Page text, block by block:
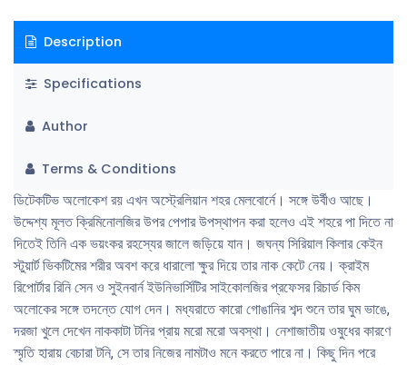
Description
Specifications
Author
Terms & Conditions
ডিটেকটিভ অলোকেশ রয় এখন অস্ট্রেলিয়ান শহর মেলবোর্নে। সঙ্গে উর্বীও আছে।
উদ্দেশ্য মূলত ক্রিমিনোলজির উপর পেপার উপস্থাপন করা হলেও এই শহরে পা দিতে না
দিতেই তিনি এক ভয়ংকর রহস্যের জালে জড়িয়ে যান। জঘন্য সিরিয়াল কিলার কেইন
স্টুয়ার্ট ভিকটিমের শরীর অবশ করে ধারালো ক্ষুর দিয়ে তার নাক কেটে নেয়। ক্রাইম
রিপোর্টার রিনি সেন ও সুইনবার্ন ইউনিভার্সিটির সাইকোলজির প্রফেসর রিচার্ড কিম
অলোকের সঙ্গে তদন্তে যোগ দেন। মধ্যরাতে কারো গোঙানির শব্দ শুনে তার ঘুম ভাঙে,
দরজা খুলে দেখেন নাককাটা টনির প্রায় মরো মরো অবস্থা। নেশাজাতীয় ওষুধের কারণে
স্মৃতি হারায় বেচারা টনি, সে তার নিজের নামটাও মনে করতে পারে না। কিছু দিন পরে